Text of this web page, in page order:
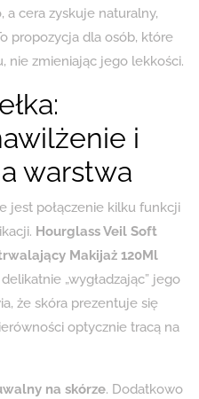
a cera zyskuje naturalny,
propozycja dla osób, które
nie zmieniając jego lekkości.
i
warstwa
jest połączenie kilku funkcji
Hourglass Veil Soft
Makijaż 120Ml
„wygładzając” jego
że skóra prezentuje się
optycznie tracą na
na skórze. Dodatkowo